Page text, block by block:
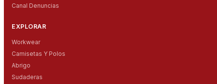
Canal Denuncias
EXPLORAR
Workwear
Camisetas Y Polos
Abrigo
Sudaderas